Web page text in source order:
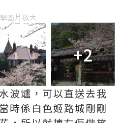
圖片放大
+2
波爐，可以直送去我
時係白色姬路城剛剛